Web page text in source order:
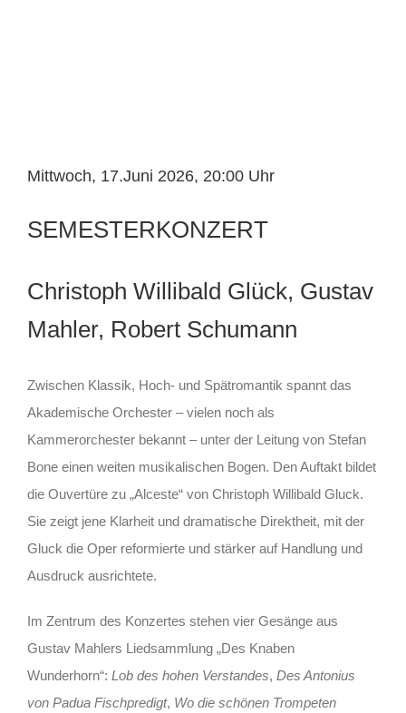
Mittwoch, 17.Juni 2026, 20:00 Uhr
SEMESTERKONZERT
Christoph Willibald Glück, Gustav
Mahler, Robert Schumann
Zwischen Klassik, Hoch- und Spätromantik spannt das
Akademische Orchester – vielen noch als
Kammerorchester bekannt – unter der Leitung von Stefan
Bone einen weiten musikalischen Bogen. Den Auftakt bildet
die Ouvertüre zu „Alceste“ von Christoph Willibald Gluck.
Sie zeigt jene Klarheit und dramatische Direktheit, mit der
Gluck die Oper reformierte und stärker auf Handlung und
Ausdruck ausrichtete.
Im Zentrum des Konzertes stehen vier Gesänge aus
Gustav Mahlers Liedsammlung „Des Knaben
Wunderhorn“: Lob des hohen Verstandes, Des Antonius
von Padua Fischpredigt, Wo die schönen Trompeten